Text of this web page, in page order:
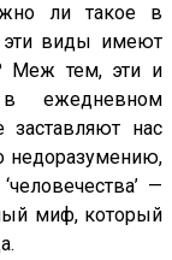
ли такое в
эти виды имеют
Меж тем, эти и
ежедневном
нас
недоразумению,
—
миф, который